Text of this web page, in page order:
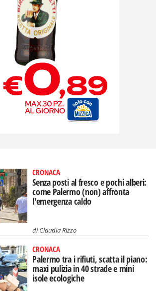
CRONACA
Senza posti al fresco e pochi alberi:
come Palermo (non) affronta
l'emergenza caldo
diClaudia Rizzo
CRONACA
Palermo tra i rifiuti, scatta il piano:
maxi pulizia in 40 strade e mini
isole ecologiche